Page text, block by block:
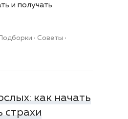
и получать
Подборки
Советы
как начать
страхи